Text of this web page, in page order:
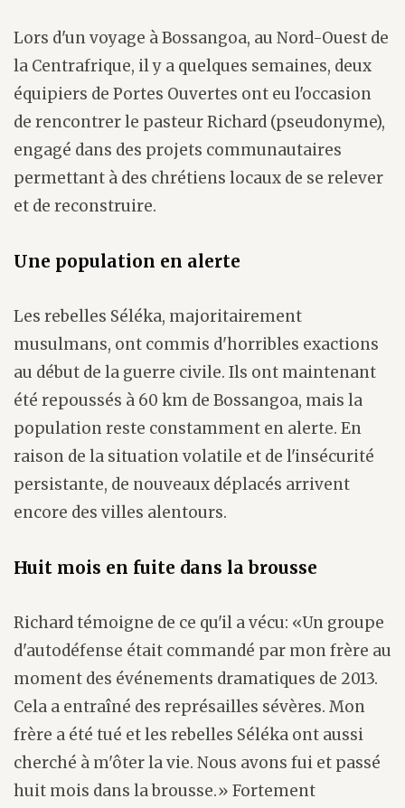
Lors d'un voyage à Bossangoa, au Nord-Ouest de
la Centrafrique, il y a quelques semaines, deux
équipiers de Portes Ouvertes ont eu l'occasion
de rencontrer le pasteur Richard (pseudonyme),
engagé dans des projets communautaires
permettant à des chrétiens locaux de se relever
et de reconstruire.
Une population en alerte
Les rebelles Séléka, majoritairement
musulmans, ont commis d'horribles exactions
au début de la guerre civile. Ils ont maintenant
été repoussés à 60 km de Bossangoa, mais la
population reste constamment en alerte. En
raison de la situation volatile et de l'insécurité
persistante, de nouveaux déplacés arrivent
encore des villes alentours.
Huit mois en fuite dans la brousse
Richard témoigne de ce qu'il a vécu: «Un groupe
d'autodéfense était commandé par mon frère au
moment des événements dramatiques de 2013.
Cela a entraîné des représailles sévères. Mon
frère a été tué et les rebelles Séléka ont aussi
cherché à m'ôter la vie. Nous avons fui et passé
huit mois dans la brousse.» Fortement